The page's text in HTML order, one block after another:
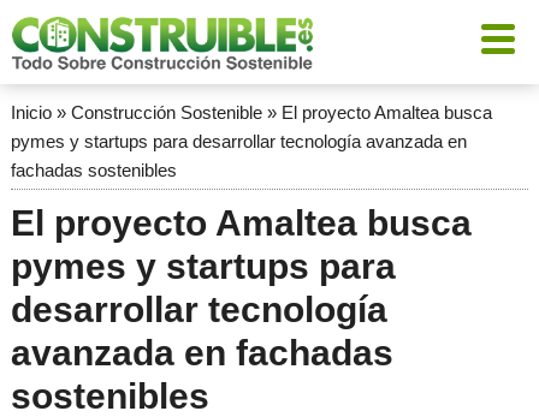
Inicio» Construcción Sostenible» El proyecto Amaltea busca
pymes y startups para desarrollar tecnología avanzada en
fachadas sostenibles
El proyecto Amaltea busca
pymes y startups para
desarrollar tecnología
avanzada en fachadas
sostenibles